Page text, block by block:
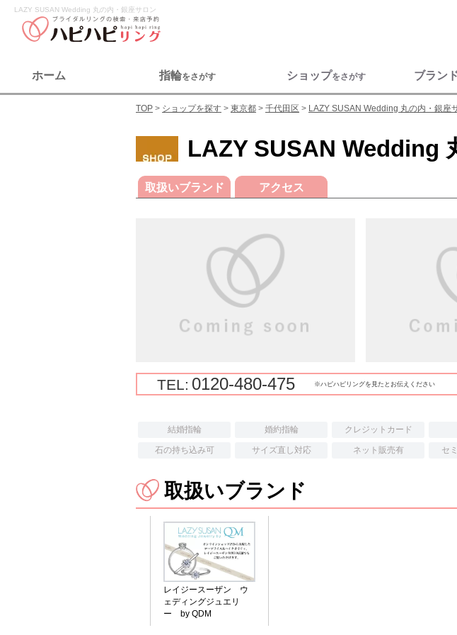
LAZY SUSAN Wedding 丸の内・銀座サロン
ホーム 指輪をさがす ショップをさがす ブラン
TOP ショップを探す 東京都 千代田区 LAZY SUSAN Wedding 丸の内・銀座
LAZY SUSAN Wedding
取扱いブランド アクセス
TEL: 0120-480-475 ※ハピハピリングを見たとお伝えください
結婚指輪 婚約指輪 クレジットカード
石の持ち込み可 サイズ直し対応 ネット販売有 セ
取扱いブランド
レイジースーザン ウ
ェディングジュエリ
ー by QDM